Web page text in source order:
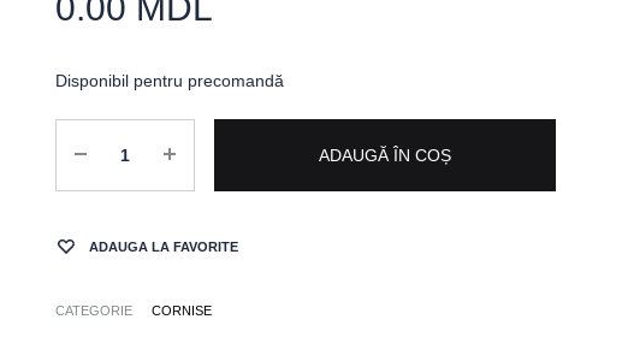
Disponibil pentru precomandă
ADAUGĂ ÎN COȘ
ADAUGA LA FAVORITE
CATEGORIE CORNISE